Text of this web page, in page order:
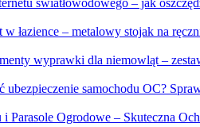
światłowodowego – jak
łazience – metalowy stojak na
wyprawki dla niemowląt –
ubezpieczenie samochodu OC?
i Parasole Ogrodowe – Skuteczna